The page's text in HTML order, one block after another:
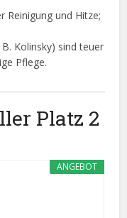
Reinigung und Hitze;
Kolinsky) sind teuer
Pflege.
Platz 2
ANGEBOT